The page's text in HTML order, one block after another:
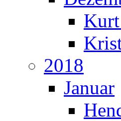
2018
Januar